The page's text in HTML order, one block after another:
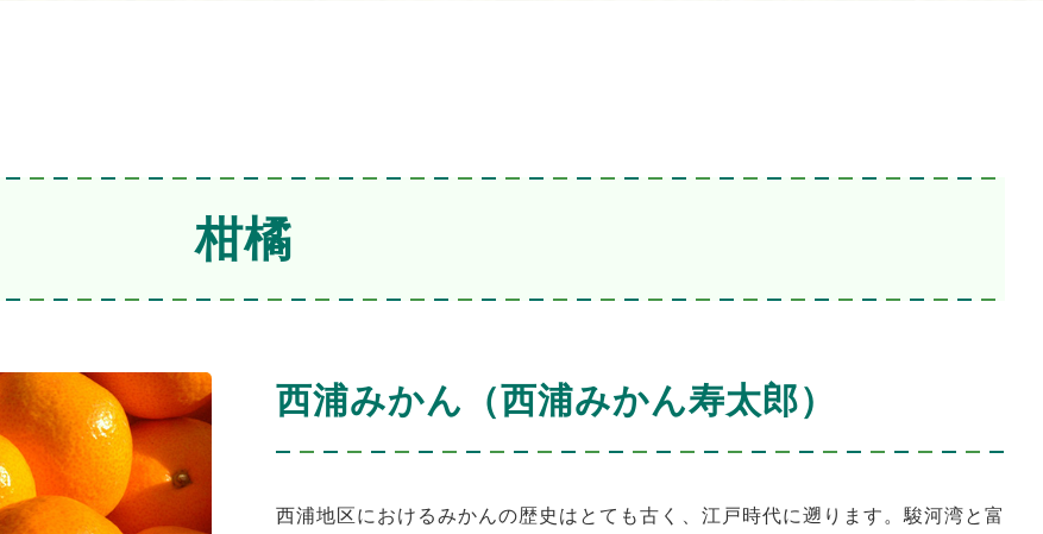
柑橘
西浦みかん（西浦みかん寿太郎）
西浦地区におけるみかんの歴史はとても古く、江戸時代に遡ります。駿河湾と富